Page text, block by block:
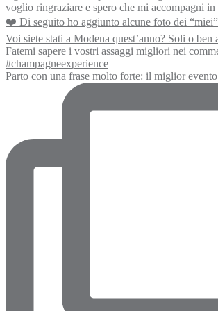
Parto con una frase molto forte: il miglior evento